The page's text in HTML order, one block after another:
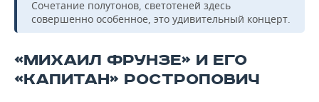
Сочетание полутонов, светотеней здесь
совершенно особенное, это удивительный концерт.
«МИХАИЛ ФРУНЗЕ» И ЕГО
«КАПИТАН» РОСТРОПОВИЧ